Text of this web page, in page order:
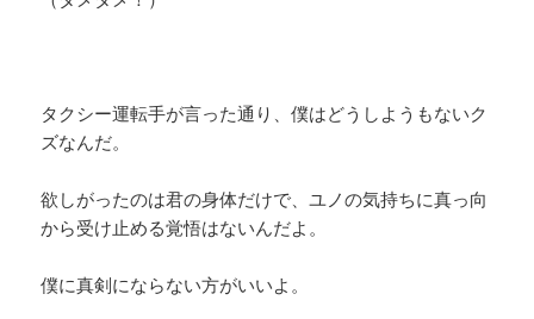
タクシー運転手が言った通り、僕はどうしようもないク
ズなんだ。
欲しがったのは君の身体だけで、ユノの気持ちに真っ向
から受け止める覚悟はないんだよ。
僕に真剣にならない方がいいよ。